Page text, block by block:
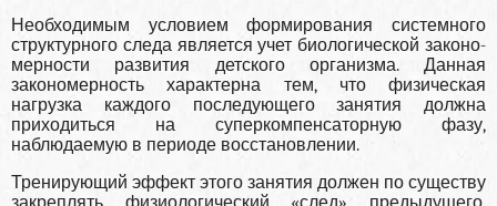
Необходимым условием формирования системного
структурного следа является учет биологической законо­
мерности развития детского организма. Данная
закономер­ность характерна тем, что физическая
нагрузка каждого последующего занятия должна
приходиться на суперком­пенсаторную фазу,
наблюдаемую в периоде восстановле­нии.
Тренирующий эффект этого занятия должен по существу